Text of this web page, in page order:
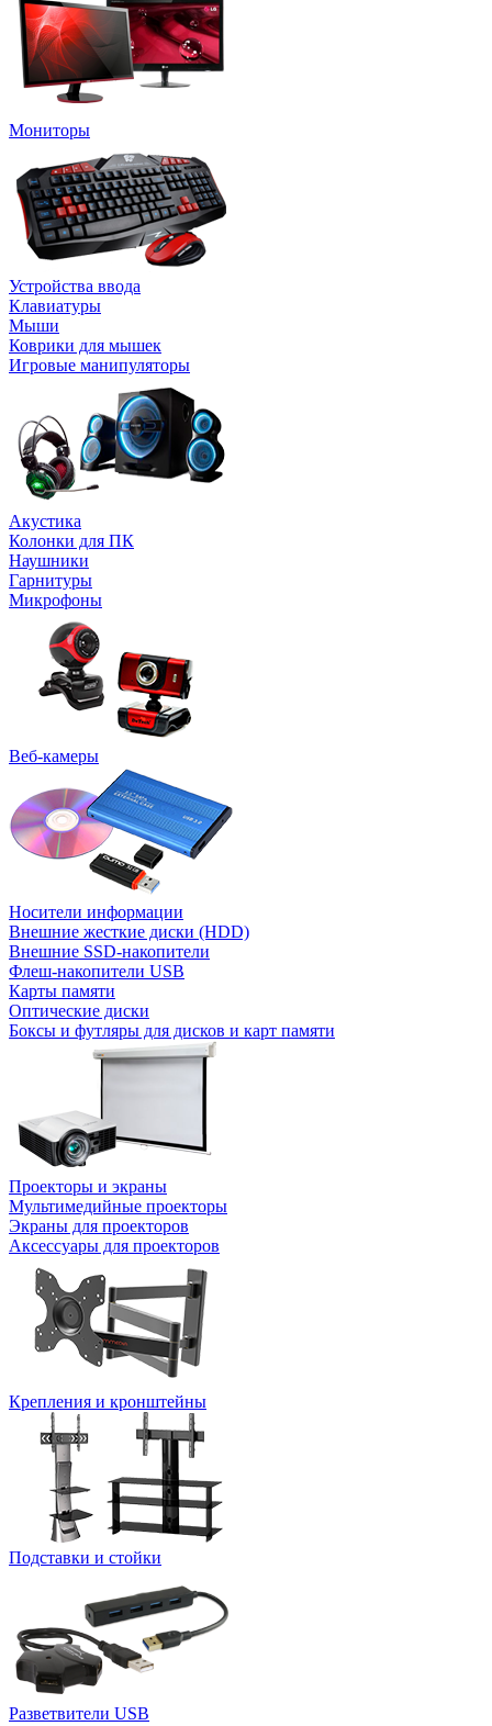
Мониторы
Устройства ввода
Клавиатуры
Мыши
Коврики для мышек
Игровые манипуляторы
Акустика
Колонки для ПК
Наушники
Гарнитуры
Микрофоны
Веб-камеры
Носители информации
Внешние жесткие диски (HDD)
Внешние SSD-накопители
Флеш-накопители USB
Карты памяти
Оптические диски
Боксы и футляры для дисков и карт памяти
Проекторы и экраны
Мультимедийные проекторы
Экраны для проекторов
Аксессуары для проекторов
Крепления и кронштейны
Подставки и стойки
Разветвители USB